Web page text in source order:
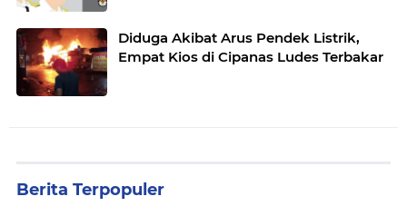
Diduga Akibat Arus Pendek Listrik,
Empat Kios di Cipanas Ludes Terbakar
Berita Terpopuler